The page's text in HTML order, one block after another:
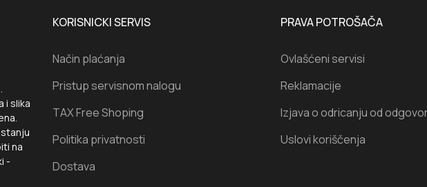
i slika
na
-
KORISNICKI SERVIS
Način plaćanja
Pristup servisnom nalogu
TAX Free Shoping
Politika privatnosti
Dostava
PRAVA POTROŠAČA
Ovlašćeni servisi
Reklamacije
Izjava o odricanju od
Uslovi koriščenja